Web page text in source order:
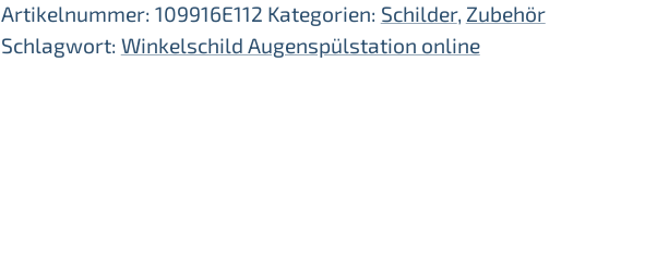
Artikelnummer: 109916E112 Kategorien: Schilder, Zubehör
Schlagwort: Winkelschild Augenspülstation online